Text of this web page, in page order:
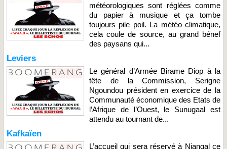
météorologiques sont réglées comme
du papier à musique et ça tombe
toujours pile poil. La météo climatique,
cela coule de source, au grand bénef
des paysans qui...
Leviers
Le général d’Armée Birame Diop à la
tête de la Commission, Serigne
Ngoundou président en exercice de la
Communauté économique des Etats de
l’Afrique de l’Ouest, le Sunugaal est
attendu au tournant de...
Kafkaïen
L’accueil qui sera réservé à Niangal ce